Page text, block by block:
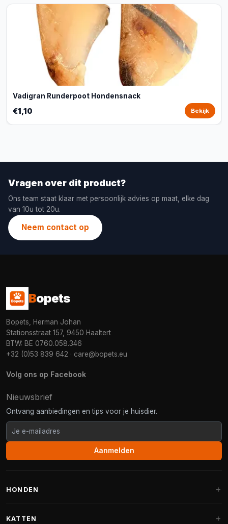
Vadigran Runderpoot Hondensnack
€1,10 Bekijk
Vragen over dit product?
Ons team staat klaar met persoonlijk advies op maat, elke dag
van 10u tot 20u.
Neem contact op
Bopets
Bopets, Herman Johan
Stationsstraat 157, 9450 Haaltert
BTW: BE 0760.058.346
+32 (0)53 839 642 · care@bopets.eu
Volg ons op Facebook
Nieuwsbrief
Ontvang aanbiedingen en tips voor je huisdier.
Aanmelden
HONDEN
KATTEN